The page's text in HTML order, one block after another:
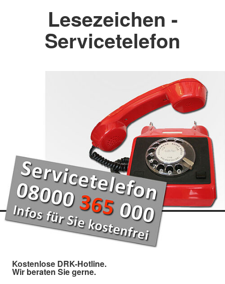
Lesezeichen -
Servicetelefon
Kostenlose DRK-Hotline.
Wir beraten Sie gerne.